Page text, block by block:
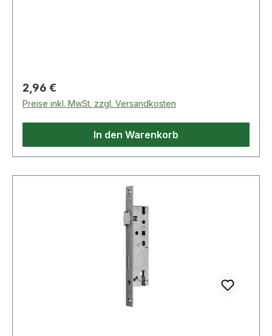
Regulärer Preis:
2,96 €
Preise inkl. MwSt. zzgl. Versandkosten
In den Warenkorb